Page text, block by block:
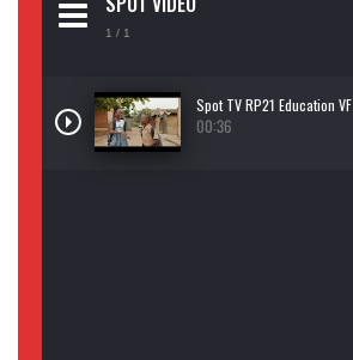
1 / 1
Spot TV RP21 Education VF
00:36